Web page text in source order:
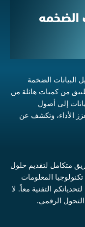
البيانات الضخمة
من كميات هائلة من
إلى أصول
الأداء، وتكشف عن
متكامل لتقديم حلول
المعلومات
التقنية معاً. لا
التحول الرقمي.